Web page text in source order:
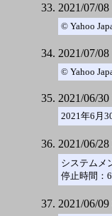
2021/07/
© Yahoo
2021/07/
© Yahoo
2021/06/
2021年6月
2021/06/
システムメ
停止時間：
2021/06/09